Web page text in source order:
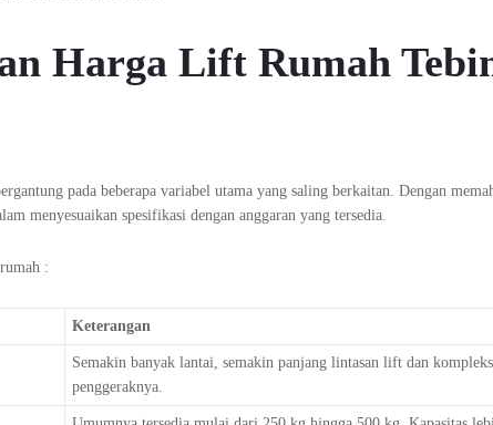
Harga Lift Rumah
pada beberapa variabel utama yang saling berkaitan. Dengan
menyesuaikan spesifikasi dengan anggaran yang tersedia.
:
Keterangan
Semakin banyak lantai, semakin panjang lintasan lift dan
penggeraknya.